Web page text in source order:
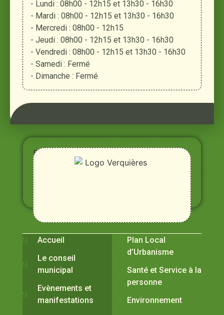
- Lundi : 08h00 - 12h15 et 13h30 - 16h30
- Mardi : 08h00 - 12h15 et 13h30 - 16h30
- Mercredi : 08h00 - 12h15
- Jeudi : 08h00 - 12h15 et 13h30 - 16h30
- Vendredi : 08h00 - 12h15 et 13h30 - 16h30
- Samedi : Fermé
- Dimanche : Fermé
Entre
Rhône,
Alpilles
et
Durance
Accueil
Le conseil
municipal
Evènements et
manifestations
Plan Local
d’Urbanisme
Santé et Service à la
personne
Environnement